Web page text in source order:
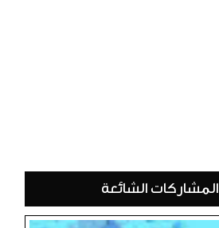
المشاركات الشائعة